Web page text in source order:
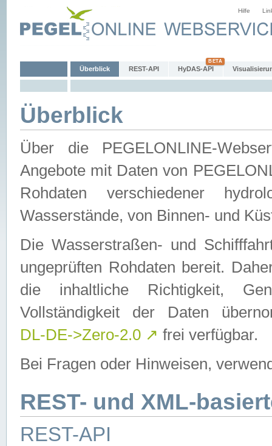
Hilfe
Überblick REST-API HyDAS-API
Überblick
Über die PEGELONLINE-
Angebote mit Daten von
Rohdaten verschiedener
Wasserstände, von Binnen- und
Die Wasserstraßen- und
ungeprüften Rohdaten bereit.
die inhaltliche Richtigkeit,
Vollständigkeit der Daten
DL-DE->Zero-2.0 ↗ frei verfügbar.
Bei Fragen oder Hinweisen,
REST- und XML-
REST-API